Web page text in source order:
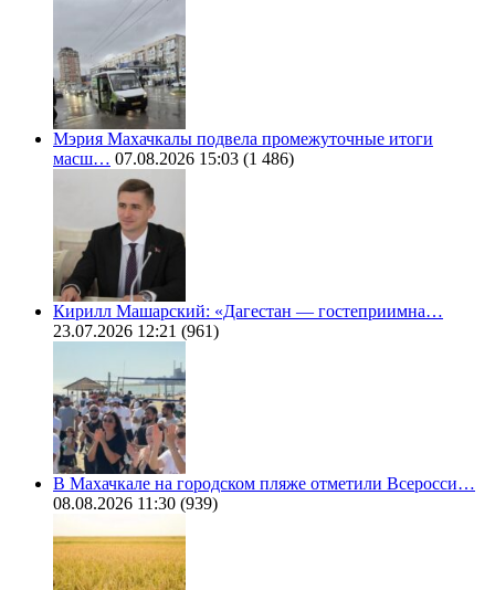
Мэрия Махачкалы подвела промежуточные итоги
масш… 07.08.2026 15:03 (1 486)
Кирилл Машарский: «Дагестан — гостеприимна…
23.07.2026 12:21 (961)
В Махачкале на городском пляже отметили Всеросси…
08.08.2026 11:30 (939)